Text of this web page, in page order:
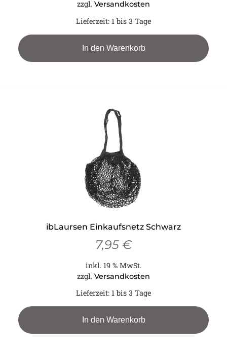
zzgl. Versandkosten
Lieferzeit: 1 bis 3 Tage
In den Warenkorb
ibLaursen Einkaufsnetz Schwarz
7,95 €
inkl. 19 % MwSt.
zzgl. Versandkosten
Lieferzeit: 1 bis 3 Tage
In den Warenkorb